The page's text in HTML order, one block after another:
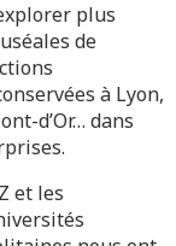
plus
de
à Lyon,
d’Or… dans
et les